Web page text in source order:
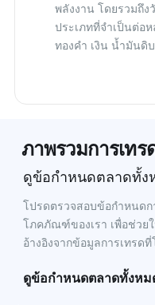
พลังงาน โดยรวมถึ
ประเภทที่จำเป็นต่อ
ทองคำ เงิน น้ำมันดิ
ภาพรวมการเท
ดูข้อกำหนดตลาดทั้ง
โปรดตรวจสอบข้อกำหนด
โภคภัณฑ์ของเรา เพื่อช่วย
อ้างอิงจากข้อมูลการเทรดที่
ดูข้อกำหนดตลาดทั้งหม